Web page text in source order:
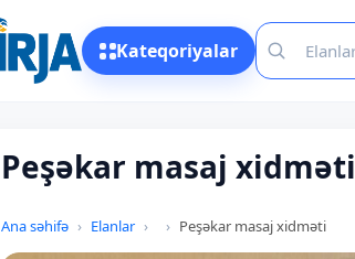
Kateqoriyalar
Peşəkar masaj xidməti
Ana səhifə Elanlar Peşəkar masaj xidməti